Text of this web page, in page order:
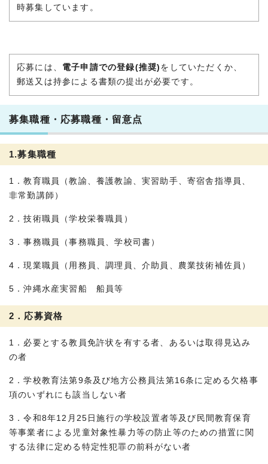
時募集しています。
応募には、 電子申請での登録(推奨) をしていただくか、
郵送又は持参による書類の提出が必要です。
募集職種・応募職種・留意点
1.募集職種
1．教育職員（教諭、養護教諭、実習助手、寄宿舎指導員、
非常勤講師）
2．技術職員（学校栄養職員）
3．事務職員（事務職員、学校司書）
4．現業職員（用務員、調理員、介助員、農業技術補佐員）
5．沖縄水産実習船 船員等
2．応募資格
1．必要とする教員免許状を有する者、あるいは取得見込み
の者
2．学校教育法第9条及び地方公務員法第16条に定める欠格事
項のいずれにも該当しない者
3．令和8年12月25日施行の学校設置者等及び民間教育保育
等事業者による児童対象性暴力等の防止等のための措置に関
する法律に定める特定性犯罪の前科がない者